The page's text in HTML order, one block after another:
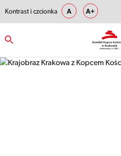
Kontrast i czcionka A A+